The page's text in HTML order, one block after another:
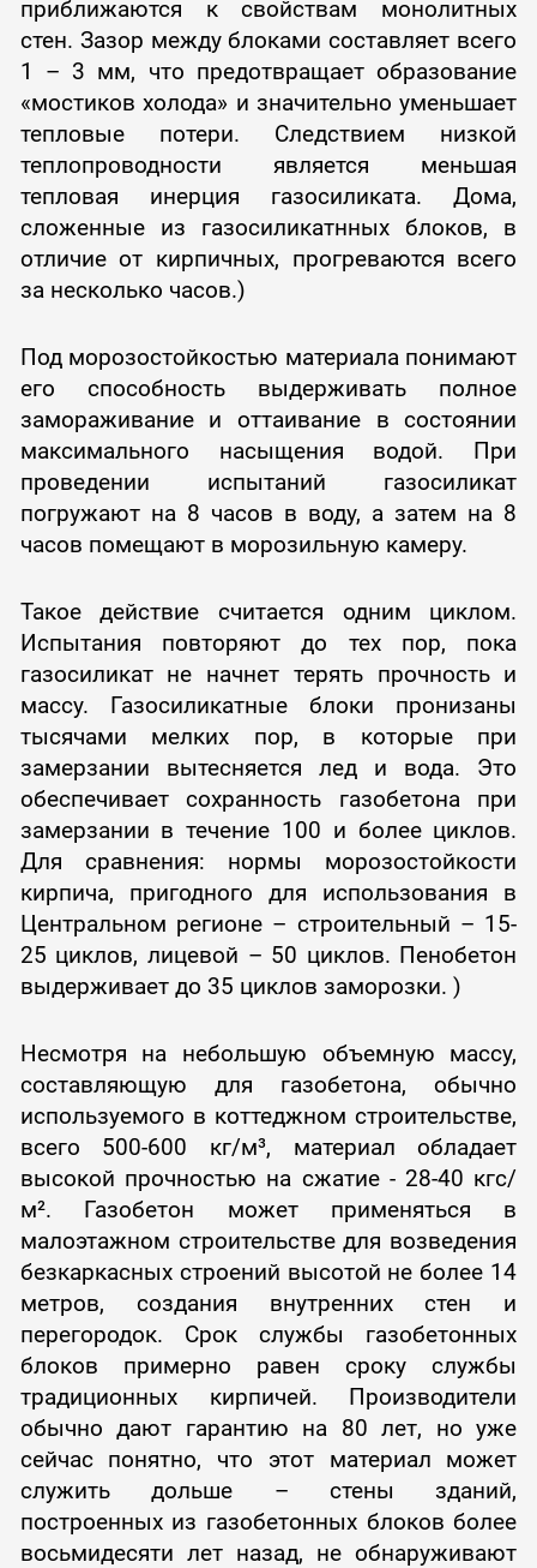
приближаются к свойствам монолитных
стен. Зазор между блоками составляет всего
1 – 3 мм, что предотвращает образование
«мостиков холода» и значительно уменьшает
тепловые потери. Следствием низкой
теплопроводности является меньшая
тепловая инерция газосиликата. Дома,
сложенные из газосиликатнных блоков, в
отличие от кирпичных, прогреваются всего
за несколько часов.)
Под морозостойкостью материала понимают
его способность выдерживать полное
замораживание и оттаивание в состоянии
максимального насыщения водой. При
проведении испытаний газосиликат
погружают на 8 часов в воду, а затем на 8
часов помещают в морозильную камеру.
Такое действие считается одним циклом.
Испытания повторяют до тех пор, пока
газосиликат не начнет терять прочность и
массу. Газосиликатные блоки пронизаны
тысячами мелких пор, в которые при
замерзании вытесняется лед и вода. Это
обеспечивает сохранность газобетона при
замерзании в течение 100 и более циклов.
Для сравнения: нормы морозостойкости
кирпича, пригодного для использования в
Центральном регионе – строительный – 15-
25 циклов, лицевой – 50 циклов. Пенобетон
выдерживает до 35 циклов заморозки. )
Несмотря на небольшую объемную массу,
составляющую для газобетона, обычно
используемого в коттеджном строительстве,
всего 500-600 кг/м³, материал обладает
высокой прочностью на сжатие - 28-40 кгс/
м². Газобетон может применяться в
малоэтажном строительстве для возведения
безкаркасных строений высотой не более 14
метров, создания внутренних стен и
перегородок. Срок службы газобетонных
блоков примерно равен сроку службы
традиционных кирпичей. Производители
обычно дают гарантию на 80 лет, но уже
сейчас понятно, что этот материал может
служить дольше – стены зданий,
построенных из газобетонных блоков более
восьмидесяти лет назад, не обнаруживают